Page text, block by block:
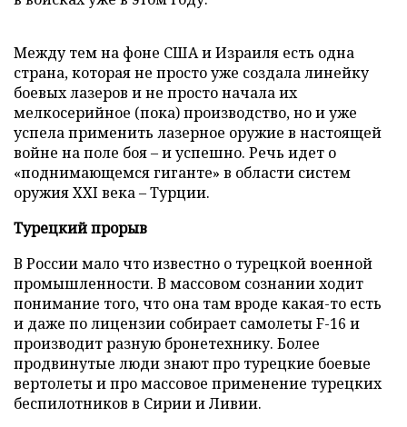
Между тем на фоне США и Израиля есть одна
страна, которая не просто уже создала линейку
боевых лазеров и не просто начала их
мелкосерийное (пока) производство, но и уже
успела применить лазерное оружие в настоящей
войне на поле боя – и успешно. Речь идет о
«поднимающемся гиганте» в области систем
оружия XXI века – Турции.
Турецкий прорыв
В России мало что известно о турецкой военной
промышленности. В массовом сознании ходит
понимание того, что она там вроде какая-то есть
и даже по лицензии собирает самолеты F-16 и
производит разную бронетехнику. Более
продвинутые люди знают про турецкие боевые
вертолеты и про массовое применение турецких
беспилотников в Сирии и Ливии.